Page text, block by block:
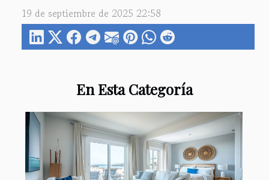
En Esta Categoría
19 de septiembre de 2025 22:58